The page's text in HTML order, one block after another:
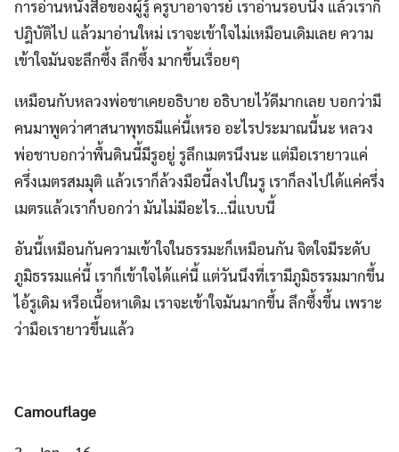
การอ่านหนังสือของผู้รู้ ครูบาอาจารย์ เราอ่านรอบนึง แล้วเราก็
ปฎิบัติไป แล้วมาอ่านใหม่ เราจะเข้าใจไม่เหมือนเดิมเลย ความ
เข้าใจมันจะลึกซึ้ง ลึกซึ้ง มากขึ้นเรื่อยๆ
เหมือนกับหลวงพ่อชาเคยอธิบาย อธิบายไว้ดีมากเลย บอกว่ามี
คนมาพูดว่าศาสนาพุทธมีแค่นี้เหรอ อะไรประมาณนี้นะ หลวง
พ่อชาบอกว่าพื้นดินนี้มีรูอยู่ รูลึกเมตรนึงนะ แต่มือเรายาวแค่
ครึ่งเมตรสมมุติ แล้วเราก็ล้วงมือนี้ลงไปในรู เราก็ลงไปได้แค่ครึ่ง
เมตรแล้วเราก็บอกว่า มันไม่มีอะไร…นี่แบบนี้
อันนี้เหมือนกันความเข้าใจในธรรมะก็เหมือนกัน จิตใจมีระดับ
ภูมิธรรมแค่นี้ เราก็เข้าใจได้แค่นี้ แต่วันนึงที่เรามีภูมิธรรมมากขึ้น
ไอ้รูเดิม หรือเนื้อหาเดิม เราจะเข้าใจมันมากขึ้น ลึกซึ้งขึ้น เพราะ
ว่ามือเรายาวขึ้นแล้ว
Camouflage